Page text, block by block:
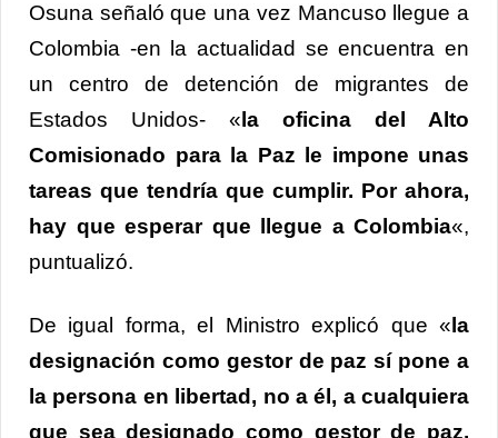
Osuna señaló que una vez Mancuso llegue a
Colombia -en la actualidad se encuentra en
un centro de detención de migrantes de
Estados Unidos- « la oficina del Alto
Comisionado para la Paz le impone unas
tareas que tendría que cumplir. Por ahora,
hay que esperar que llegue a Colombia«,
puntualizó.
De igual forma, el Ministro explicó que « la
designación como gestor de paz sí pone a
la persona en libertad, no a él, a cualquiera
que sea designado como gestor de paz,